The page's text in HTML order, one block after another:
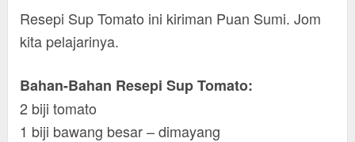
Resepi Sup Tomato ini kiriman Puan Sumi. Jom
kita pelajarinya.
Bahan-Bahan Resepi Sup Tomato:
2 biji tomato
1 biji bawang besar – dimayang